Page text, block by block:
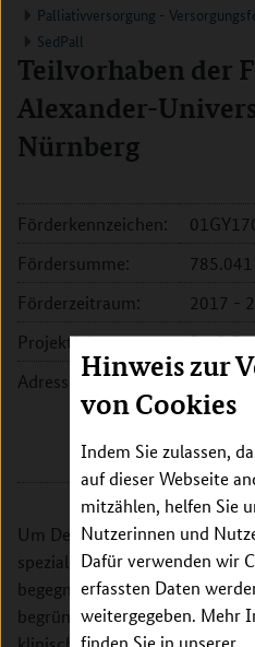
Hinweis zur
von Cookies
Indem Sie zulassen,
auf dieser Webseite
mitzählen, helfen Sie
Nutzerinnen und
Dafür verwenden wir
erfassten Daten
weitergegeben. Mehr
finden Sie in unserer
Palliativversorgung -
SedPall
Teilvorhaben der
Alexander-
Nürnberg
Förderkennzeichen:
Fördersumme:
785.041
Förderzeitraum:
2017 -
Projektleitung:
Prof.
Adresse:
91054
Um Defiziten der
spezialisierten
begegnen, soll ein
begründetes Rahmenwerk